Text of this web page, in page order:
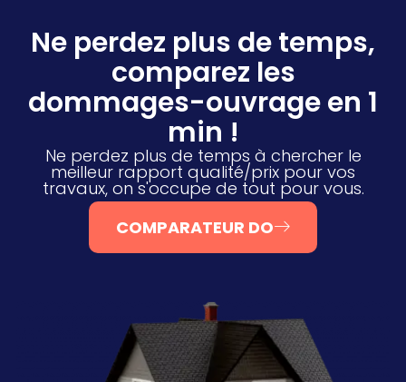
Ne perdez plus de temps,
comparez les
dommages-ouvrage en 1
min !
Ne perdez plus de temps à chercher le
meilleur rapport qualité/prix pour vos
travaux, on s'occupe de tout pour vous.
COMPARATEUR DO